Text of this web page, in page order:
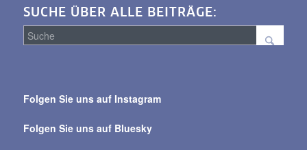
SUCHE ÜBER ALLE BEITRÄGE:
alle
Folgen Sie uns auf Instagram
Folgen Sie uns auf Bluesky